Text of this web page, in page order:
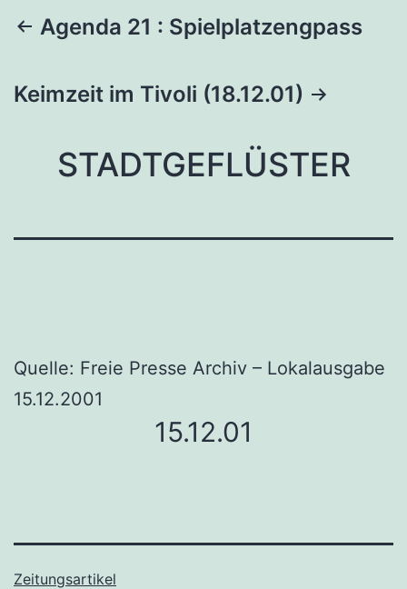
Beitragsnavigation
Agenda 21 : Spielplatzengpass
Keimzeit im Tivoli (18.12.01)
STADTGEFLÜSTER
Quelle: Freie Presse Archiv – Lokalausgabe
15.12.2001
15.12.01
Zeitungsartikel